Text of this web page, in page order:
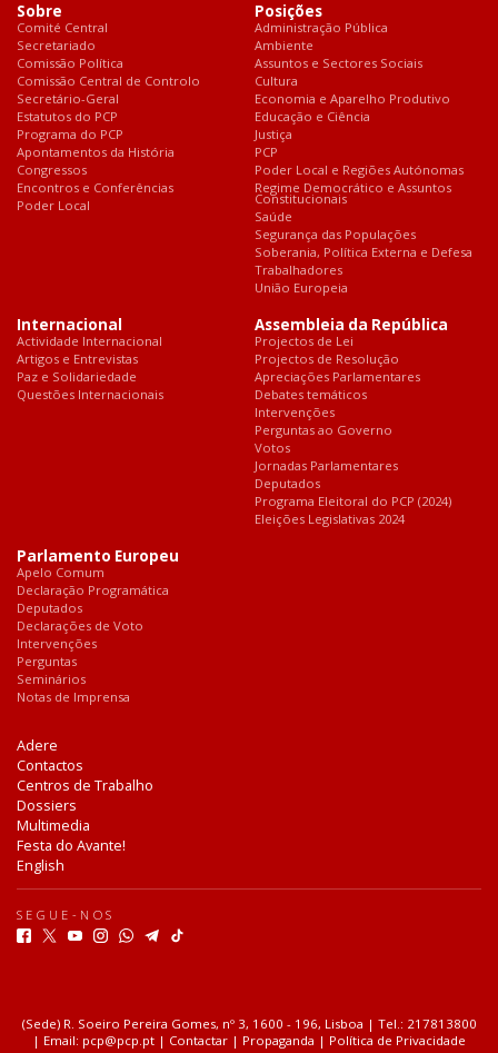
Sobre
Comité Central
Secretariado
Comissão Política
Comissão Central de Controlo
Secretário-Geral
Estatutos do PCP
Programa do PCP
Apontamentos da História
Congressos
Encontros e Conferências
Poder Local
Posições
Administração Pública
Ambiente
Assuntos e Sectores Sociais
Cultura
Economia e Aparelho Produtivo
Educação e Ciência
Justiça
PCP
Poder Local e Regiões Autónomas
Regime Democrático e Assuntos
Constitucionais
Saúde
Segurança das Populações
Soberania, Política Externa e Defesa
Trabalhadores
União Europeia
Internacional
Actividade Internacional
Artigos e Entrevistas
Paz e Solidariedade
Questões Internacionais
Assembleia da República
Projectos de Lei
Projectos de Resolução
Apreciações Parlamentares
Debates temáticos
Intervenções
Perguntas ao Governo
Votos
Jornadas Parlamentares
Deputados
Programa Eleitoral do PCP (2024)
Eleições Legislativas 2024
Parlamento Europeu
Apelo Comum
Declaração Programática
Deputados
Declarações de Voto
Intervenções
Perguntas
Seminários
Notas de Imprensa
Adere
Contactos
Centros de Trabalho
Dossiers
Multimedia
Festa do Avante!
English
SEGUE-NOS
F
b
o
T
t
e
u
b
I
a
g
W
s
a
T
g
r
T
o
k
(Sede) R. Soeiro Pereira Gomes, nº 3, 1600 - 196, Lisboa | Tel.: 217813800
| Email: pcp@pcp.pt | Contactar | Propaganda | Política de Privacidade